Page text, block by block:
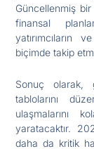
Güncellenmiş
finansal
yatırımcıların
biçimde takip
Sonuç olarak,
tablolarını
ulaşmalarını
yaratacaktır.
daha da kritik